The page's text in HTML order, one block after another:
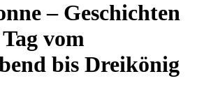
– Geschichten
vom
bis Dreikönig